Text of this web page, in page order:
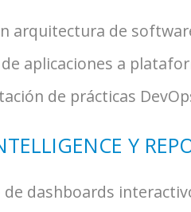
arquitectura de
aplicaciones a
de prácticas
Y
dashboards